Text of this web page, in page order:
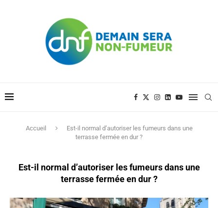
Accueil
Est-il normal d’autoriser les fumeurs dans une
terrasse fermée en dur ?
Est-il normal d’autoriser les fumeurs dans une
terrasse fermée en dur ?